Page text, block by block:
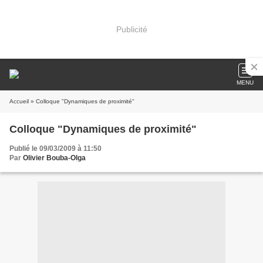
Publicité
MENU
Accueil » Colloque "Dynamiques de proximité"
Colloque "Dynamiques de proximité"
Publié le 09/03/2009 à 11:50
Par Olivier Bouba-Olga